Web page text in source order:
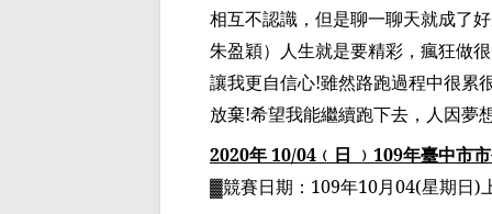
相互不認識，但是聊一聊天就成了
朱盈穎）人生就是要精彩，瘋狂做
讓我更自信心!雖然路跑過程中很累
放棄!希望我能繼續跑下去，人因夢
2020年10/04 ﹙日 ﹚ 109年臺中市
▓競賽日期： 109年10月04(星期日)